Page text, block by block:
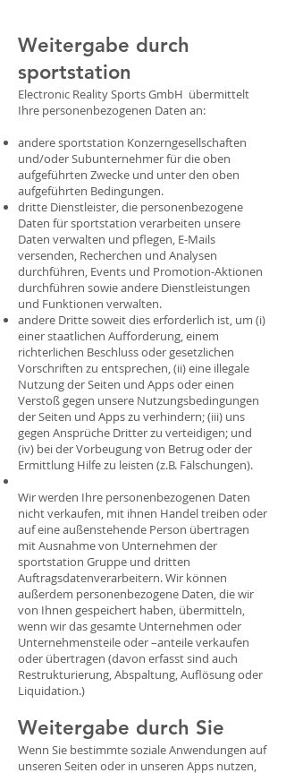
Weitergabe durch
sportstation
Electronic Reality Sports GmbH übermittelt
Ihre personenbezogenen Daten an:
andere sportstation Konzerngesellschaften
und/oder Subunternehmer für die oben
aufgeführten Zwecke und unter den oben
aufgeführten Bedingungen.
dritte Dienstleister, die personenbezogene
Daten für sportstation verarbeiten unsere
Daten verwalten und pflegen, E-Mails
versenden, Recherchen und Analysen
durchführen, Events und Promotion-Aktionen
durchführen sowie andere Dienstleistungen
und Funktionen verwalten.
andere Dritte soweit dies erforderlich ist, um (i)
einer staatlichen Aufforderung, einem
richterlichen Beschluss oder gesetzlichen
Vorschriften zu entsprechen, (ii) eine illegale
Nutzung der Seiten und Apps oder einen
Verstoß gegen unsere Nutzungsbedingungen
der Seiten und Apps zu verhindern; (iii) uns
gegen Ansprüche Dritter zu verteidigen; und
(iv) bei der Vorbeugung von Betrug oder der
Ermittlung Hilfe zu leisten (z.B. Fälschungen).
Wir werden Ihre personenbezogenen Daten
nicht verkaufen, mit ihnen Handel treiben oder
auf eine außenstehende Person übertragen
mit Ausnahme von Unternehmen der
sportstation Gruppe und dritten
Auftragsdatenverarbeitern. Wir können
außerdem personenbezogene Daten, die wir
von Ihnen gespeichert haben, übermitteln,
wenn wir das gesamte Unternehmen oder
Unternehmensteile oder –anteile verkaufen
oder übertragen (davon erfasst sind auch
Restrukturierung, Abspaltung, Auflösung oder
Liquidation.)
Weitergabe durch Sie
Wenn Sie bestimmte soziale Anwendungen auf
unseren Seiten oder in unseren Apps nutzen,